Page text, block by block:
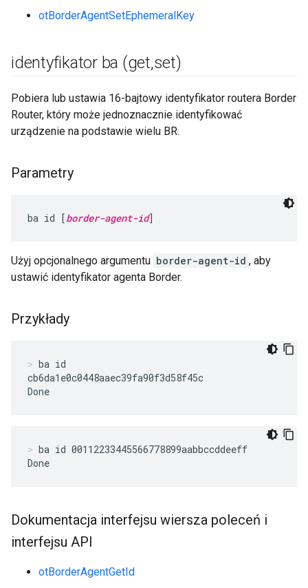
otBorderAgentSetEphemeralKey
identyfikator ba (get,set)
Pobiera lub ustawia 16-bajtowy identyfikator routera Border
Router, który może jednoznacznie identyfikować
urządzenie na podstawie wielu BR.
Parametry
ba id [border-agent-id]
Użyj opcjonalnego argumentu border-agent-id , aby
ustawić identyfikator agenta Border.
Przykłady
ba id
cb6da1e0c0448aaec39fa90f3d58f45c
Done
ba id 00112233445566778899aabbccddeeff
Done
Dokumentacja interfejsu wiersza poleceń i
interfejsu API
otBorderAgentGetId